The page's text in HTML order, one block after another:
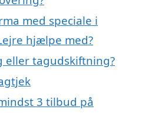
med speciale i
hjælpe med?
eller tagudskiftning?
3 tilbud på